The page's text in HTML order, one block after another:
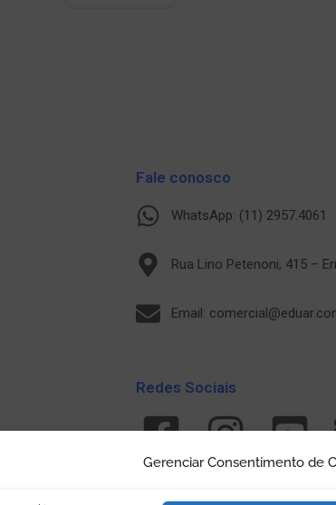
Gerenciar Consentimento de
Fale conosco
WhatsApp: (11) 2957.4061
Rua Lino Petenoni, 415 –
Email:
Redes Sociais